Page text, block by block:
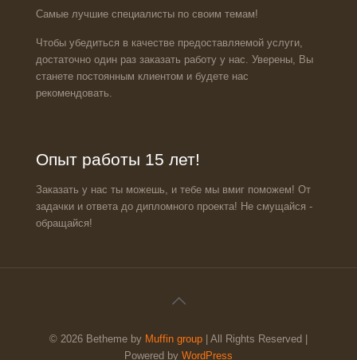
Самые лучшие специалисты по своим темам!
Чтобы убедиться в качестве предоставляемой услуги,
достаточно один раз заказать работу у нас. Уверены, Вы
станете постоянным клиентом и будете нас
рекомендовать.
Опыт работы 15 лет!
Заказать у нас ты можешь, и тебе мы вмиг поможем! От
задачки и ответа до дипломного проекта! Не смущайся -
обращайся!
© 2026 Betheme by Muffin group | All Rights Reserved |
Powered by WordPress